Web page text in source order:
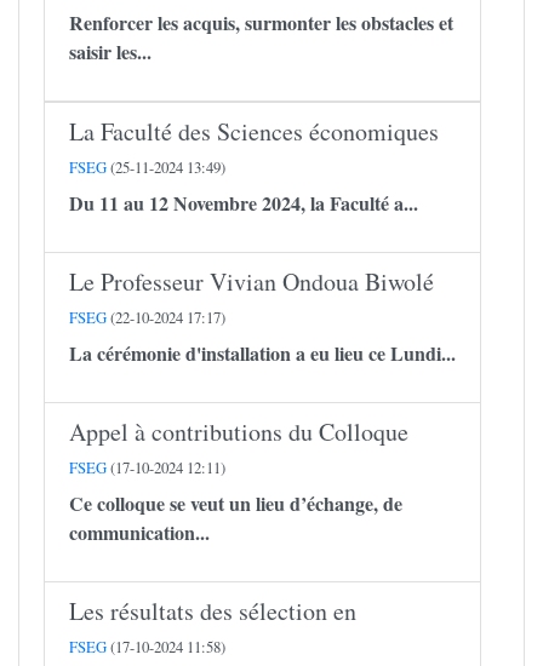
Renforcer les acquis, surmonter les obstacles et
saisir les...
La Faculté des Sciences économiques
FSEG(25-11-2024 13:49)
Du 11 au 12 Novembre 2024, la Faculté a...
Le Professeur Vivian Ondoua Biwolé
FSEG(22-10-2024 17:17)
La cérémonie d'installation a eu lieu ce Lundi...
Appel à contributions du Colloque
FSEG(17-10-2024 12:11)
Ce colloque se veut un lieu d’échange, de
communication...
Les résultats des sélection en
FSEG(17-10-2024 11:58)